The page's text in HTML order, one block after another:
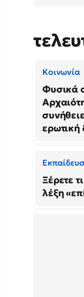
Κοινωνία
Φυσικά
ερωτική
Ξέρετε
λέξη